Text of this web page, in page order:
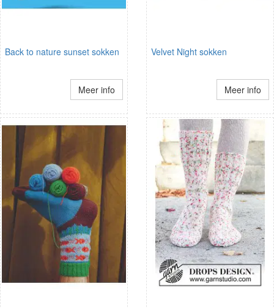
Back to nature sunset sokken
Meer info
Velvet Night sokken
Meer info